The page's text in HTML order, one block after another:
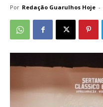
Por Redação Guarulhos Hoje -